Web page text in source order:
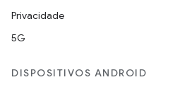
Privacidade
5G
DISPOSITIVOS ANDROID